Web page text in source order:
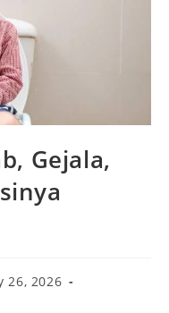
Gejala,
26, 2026